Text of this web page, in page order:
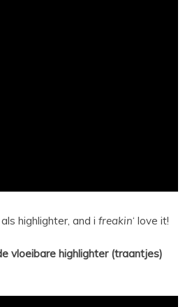
highlighter, and i freakin‘ love it!
vloeibare highlighter (traantjes)